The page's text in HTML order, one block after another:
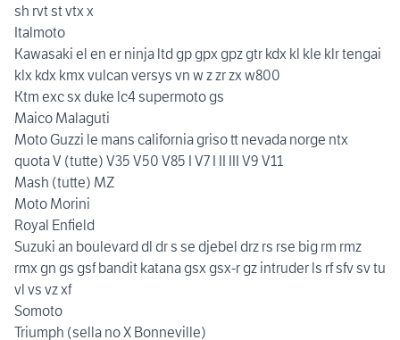
sh rvt st vtx x
Italmoto
Kawasaki el en er ninja ltd gp gpx gpz gtr kdx kl kle klr tengai
klx kdx kmx vulcan versys vn w z zr zx w800
Ktm exc sx duke lc4 supermoto gs
Maico Malaguti
Moto Guzzi le mans california griso tt nevada norge ntx
quota V (tutte) V35 V50 V85 I V7 I II III V9 V11
Mash (tutte) MZ
Moto Morini
Royal Enfield
Suzuki an boulevard dl dr s se djebel drz rs rse big rm rmz
rmx gn gs gsf bandit katana gsx gsx-r gz intruder ls rf sfv sv tu
vl vs vz xf
Somoto
Triumph (sella no X Bonneville)